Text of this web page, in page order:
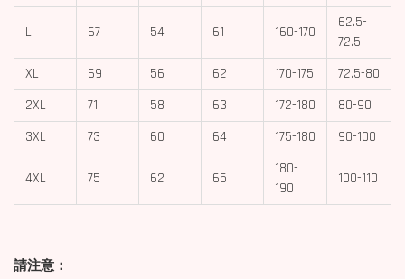
L 67 54 61 160-170
62.5-
72.5
XL
69 56 62 170-175
72.5-80
2XL
71 58 63 172-180
80-90
3XL
73 60 64 175-180 90-100
4XL 75 62 65
180-
190
100-110
請注意：